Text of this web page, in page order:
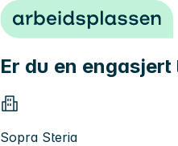
Hopp til innhold
Er du en
Sopra Steria